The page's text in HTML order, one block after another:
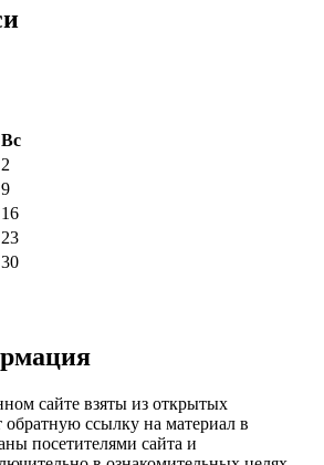
Вс
2
9
16
23
30
сайте взяты из открытых
ссылку на материал в
посетителями сайта и